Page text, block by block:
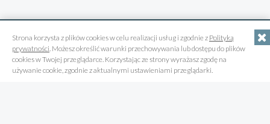
Strona korzysta z plików cookies w celu realizacji usług i zgodnie z Polityką
prywatności. Możesz określić warunki przechowywania lub dostępu do plików
cookies w Twojej przeglądarce. Korzystając ze strony wyrażasz zgodę na
używanie cookie, zgodnie z aktualnymi ustawieniami przeglądarki.